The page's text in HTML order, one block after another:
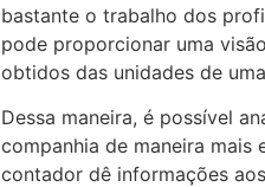
bastante o trabalho dos
pode proporcionar uma
obtidos das unidades de
Dessa maneira, é possível
companhia de maneira
contador dê informações